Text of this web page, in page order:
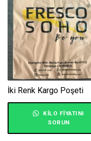
İki Renk Kargo Poşeti
KILO FIYATINI
SORUN